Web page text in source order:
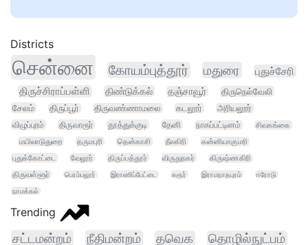
Districts
சென்னை கோயம்புத்தூர் மதுரை புதுச்சேரி
திருச்சிராப்பள்ளி திண்டுக்கல் தஞ்சாவூர்
திருநெல்வேலி
சேலம்
திருப்பூர் திருவண்ணாமலை கடலூர்
அரியலூர்
விழுப்புரம்
திருவாரூர் தூத்துக்குடி தேனி நாகப்பட்டினம்
சிவகங்கை
மயிலாடுதுறை
தருமபுரி தென்காசி நீலகிரி
கன்னியாகுமரி
புதுக்கோட்டை
வேலூர் திருப்பத்தூர் விருதுநகர்
கிருஷ்ணகிரி
திருவள்ளூர்
பெரம்பலூர் இராணிப்பேட்டை கரூர் இராமநாதபுரம்
ஈரோடு
நாமக்கல்
Trending
சட்டமன்றம் நீதிமன்றம் தவெக
தொழில்நுட்பம்